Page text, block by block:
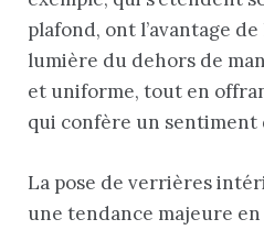
plafond, ont l’avantage
lumière du dehors de
et uniforme, tout en
qui confère un sentiment
La pose de verrières
une tendance majeure